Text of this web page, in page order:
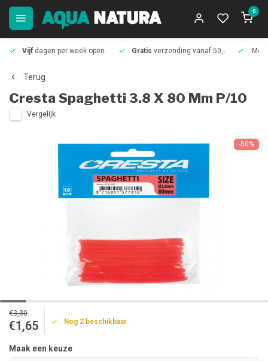
0
Vijf dagen per week open. Gratis verzending vanaf 50,-
Terug
Cresta Spaghetti 3.8 X 80 Mm P/10
Vergelijk
-50%
€3,30
€1,65 Nog 2 beschikbaar
Maak een keuze